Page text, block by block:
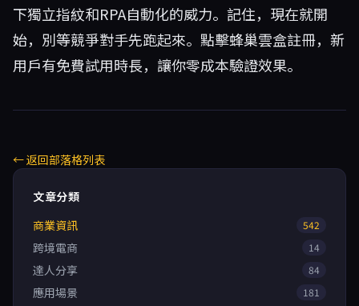
下獨立指紋和RPA自動化的威力。記住，現在就開
始，別等競爭對手先跑起來。點擊蜂巢雲盒註冊，新
用戶有免費試用時長，讓你零成本驗證效果。
← 返回部落格列表
文章分類
商業資訊
542
跨境電商 14
達人分享 84
應用場景 181